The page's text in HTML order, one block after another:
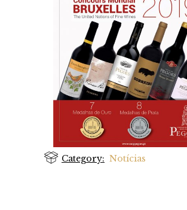
Category: Notícias